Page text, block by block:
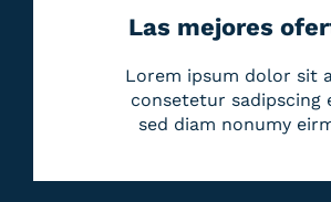
Las mejores
Lorem ipsum dolor sit
consetetur sadipscing
sed diam nonumy